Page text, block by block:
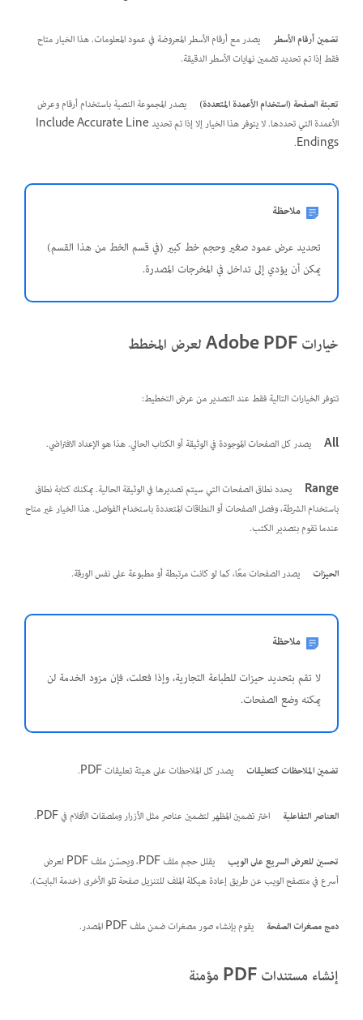
تضمين أرقام الأسطر
يصدر مع أرقام الأسطر المعروضة في عمود المعلومات. هذا الخيار متاح
فقط إذا تم تحديد تضمين نهايات الأسطر الدقيقة.
تعبئة الصفحة (استخدام الأعمدة المتعددة)
يصدر المجموعة النصية باستخدام أرقام وعرض
الأعمدة التي تحددها. لا يتوفر هذا الخيار إلا إذا تم تحديد Include Accurate Line
Endings.
ملاحظة
تحديد عرض عمود صغير وحجم خط كبير (في قسم الخط من هذا القسم)
يمكن أن يؤدي إلى تداخل في المخرجات المصدرة.
خيارات Adobe PDF لعرض المخطط
تتوفر الخيارات التالية فقط عند التصدير من عرض التخطيط:
All يصدر كل الصفحات الموجودة في الوثيقة أو الكتاب الحالي. هذا هو الإعداد الافتراضي.
Range
يحدد نطاق الصفحات التي سيتم تصديرها في الوثيقة الحالية. يمكنك كتابة نطاق
باستخدام الشرطة، وفصل الصفحات أو النطاقات المتعددة باستخدام الفواصل. هذا الخيار غير متاح
عندما تقوم بتصدير الكتب.
الحيزات يصدر الصفحات معًا، كما لو كانت مرتبطة أو مطبوعة على نفس الورقة.
ملاحظة
لا تقم بتحديد حيزات للطباعة التجارية، وإذا فعلت، فإن مزود الخدمة لن
يمكنه وضع الصفحات.
تضمين الملاحظات كتعليقات يصدر كل الملاحظات على هيئة تعليقات PDF.
العناصر التفاعلية اختر تضمين المظهر لتضمين عناصر مثل الأزرار وملصقات الأفلام في PDF.
تحسين للعرض السريع على الويب
يقلل حجم ملف PDF، ويحسّن ملف PDF لعرض
أسرع في متصفح الويب عن طريق إعادة هيكلة الملف للتنزيل صفحة تلو الأخرى (خدمة البايت).
دمج مصغرات الصفحة يقوم بإنشاء صور مصغرات ضمن ملف PDF المصدر.
إنشاء مستندات PDF مؤمنة